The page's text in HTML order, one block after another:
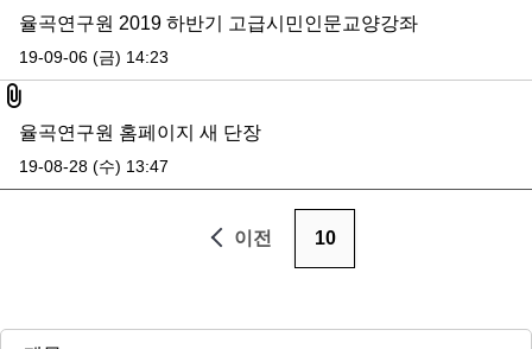
율곡연구원 2019 하반기 고급시민인문교양강좌
19-09-06 (금) 14:23
첨부파일
율곡연구원 홈페이지 새 단장
19-08-28 (수) 13:47
이전 10